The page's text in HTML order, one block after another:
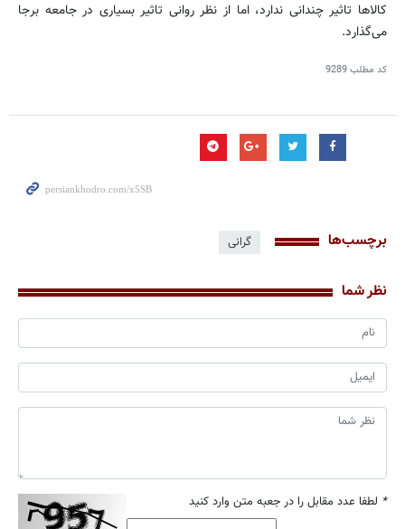
کالاها تاثیر چندانی ندارد، اما از نظر روانی تاثیر بسیاری در جامعه برجا
می‌گذارد.
کد مطلب9289
برچسب‌ها گرانی
نظر شما
* لطفا عدد مقابل را در جعبه متن وارد کنید